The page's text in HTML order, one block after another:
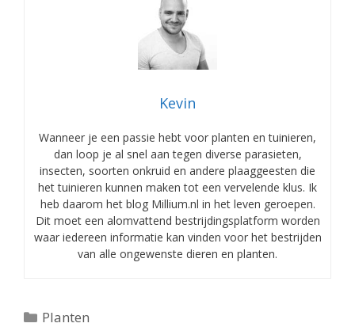
Kevin
Wanneer je een passie hebt voor planten en tuinieren,
dan loop je al snel aan tegen diverse parasieten,
insecten, soorten onkruid en andere plaaggeesten die
het tuinieren kunnen maken tot een vervelende klus. Ik
heb daarom het blog Millium.nl in het leven geroepen.
Dit moet een alomvattend bestrijdingsplatform worden
waar iedereen informatie kan vinden voor het bestrijden
van alle ongewenste dieren en planten.
Categorieën
Planten